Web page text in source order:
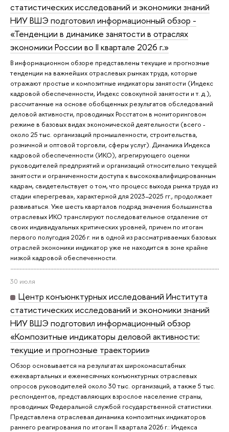
статистических исследований и экономики знаний
НИУ ВШЭ подготовил информационный обзор -
«Тенденции в динамике занятости в отраслях
экономики России во II квартале 2026 г.»
В информационном обзоре представлены текущие и прогнозные
тенденции на важнейших отраслевых рынках труда, которые
отражают простые и композитные индикаторы занятости (Индекс
кадровой обеспеченности, Индекс совокупной занятости и т. д.),
рассчитанные на основе обобщенных результатов обследований
деловой активности, проводимых Росстатом в мониторинговом
режиме в базовых видах экономической деятельности (всего -
около 25 тыс. организаций промышленности, строительства,
розничной и оптовой торговли, сферы услуг). Динамика Индекса
кадровой обеспеченности (ИКО), агрегирующего оценки
руководителей предприятий и организаций относительно текущей
занятости и ограниченности доступа к высококвалифицированным
кадрам, свидетельствует о том, что процесс выхода рынка труда из
стадии «перегрева», характерной для 2023–2025 гг., продолжает
развиваться. Уже шесть кварталов подряд значения большинства
отраслевых ИКО транслируют последовательное отдаление от
своих индивидуальных критических уровней, причем по итогам
первого полугодия 2026 г. ни в одной из рассматриваемых базовых
отраслей экономики индикатор уже не находится в зоне крайне
низкой кадровой обеспеченности.
30 июля
Центр конъюнктурных исследований Института
статистических исследований и экономики знаний
НИУ ВШЭ подготовил информационный обзор
«Композитные индикаторы деловой активности:
текущие и прогнозные траектории»
Обзор основывается на результатах широкомасштабных
ежеквартальных и ежемесячных конъюнктурных отраслевых
опросов руководителей около 30 тыс. организаций, а также 5 тыс.
респондентов, представляющих взрослое население страны,
проводимых Федеральной службой государственной статистики.
Представлена отраслевая динамика композитных индикаторов
раннего реагирования по итогам II квартала 2026 г.: Индекса